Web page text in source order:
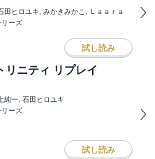
ヒロユキ, みかきみかこ, Ｌａａｒａ
リーズ
試し読み
リニティ リプレイ
純一, 石田ヒロユキ
リーズ
試し読み